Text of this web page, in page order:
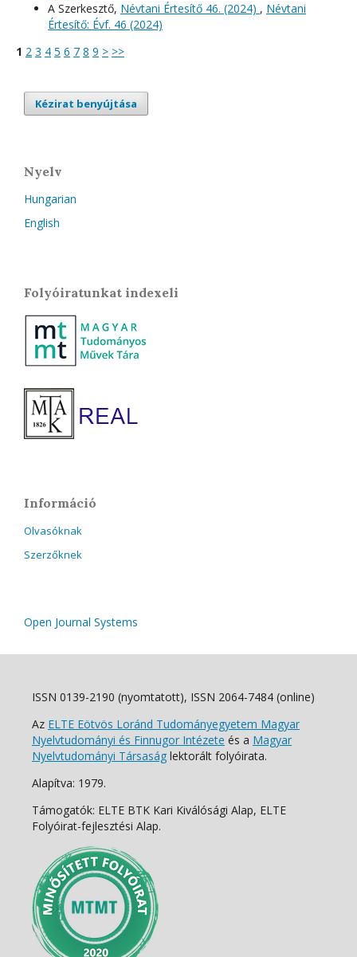
A Szerkesztő, Névtani Értesítő 46. (2024) , Névtani
Értesítő: Évf. 46 (2024)
1 2 3 4 5 6 7 8 9 > >>
Kézirat benyújtása
Nyelv
Hungarian
English
Folyóiratunkat indexeli
Információ
Olvasóknak
Szerzőknek
Open Journal Systems
ISSN 0139-2190 (nyomtatott), ISSN 2064-7484 (online)
Az ELTE Eötvös Loránd Tudományegyetem Magyar
Nyelvtudományi és Finnugor Intézete és a Magyar
Nyelvtudományi Társaság lektorált folyóirata.
Alapítva: 1979.
Támogatók: ELTE BTK Kari Kiválósági Alap, ELTE
Folyóirat-fejlesztési Alap.